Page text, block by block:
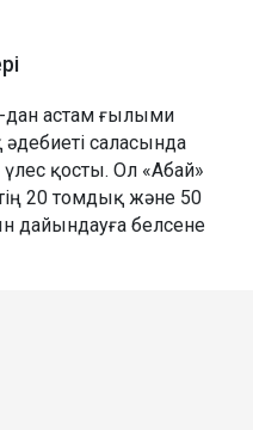
астам ғылыми
саласында
қосты. Ол «Абай»
20 томдық және 50
дайындауға белсене